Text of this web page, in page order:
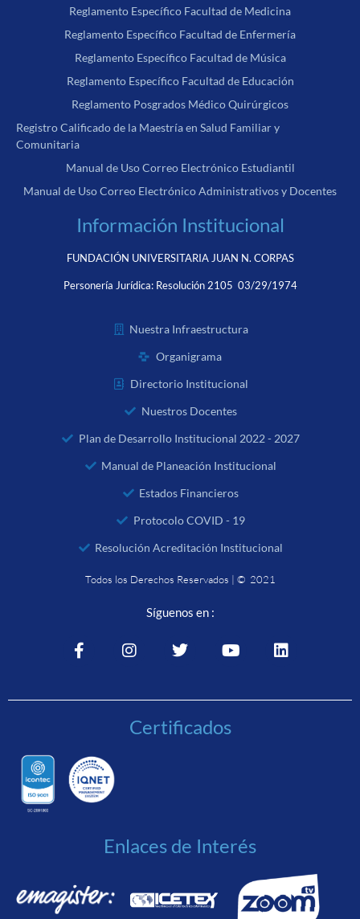
Reglamento Específico Facultad de Medicina
Reglamento Específico Facultad de Enfermería
Reglamento Específico Facultad de Música
Reglamento Específico Facultad de Educación
Reglamento Posgrados Médico Quirúrgicos
Registro Calificado de la Maestría en Salud Familiar y
Comunitaria
Manual de Uso Correo Electrónico Estudiantil
Manual de Uso Correo Electrónico Administrativos y Docentes
Información Institucional
FUNDACIÓN UNIVERSITARIA JUAN N. CORPAS
Personería Jurídica: Resolución 2105 03/29/1974
Nuestra Infraestructura
Organigrama
Directorio Institucional
Nuestros Docentes
Plan de Desarrollo Institucional 2022 - 2027
Manual de Planeación Institucional
Estados Financieros
Protocolo COVID - 19
Resolución Acreditación Institucional
Todos los Derechos Reservados | © 2021
Síguenos en :
Certificados
Enlaces de Interés